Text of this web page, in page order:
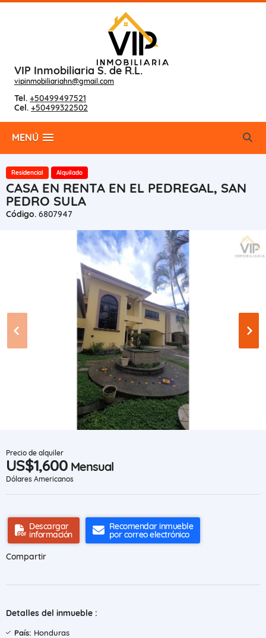
VIP Inmobiliaria S. de R.L.
vipinmobiliariahn@gmail.com
Tel. +50499497521
Cel. +50499322502
MENÚ
Residencial Alquilado
CASA EN RENTA EN EL PEDREGAL, SAN
PEDRO SULA
Código. 6807947
Precio de alquiler
US$1,600 Mensual
Dólares Americanos
Descargar
información
Recomendar inmueble
por correo electrónico
Compartir
Detalles del inmueble :
País: Honduras